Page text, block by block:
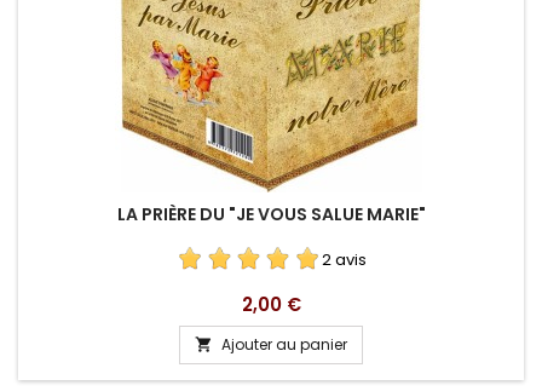
LA PRIÈRE DU "JE VOUS SALUE MARIE"
2 avis
Prix
2,00 €
 Ajouter au panier